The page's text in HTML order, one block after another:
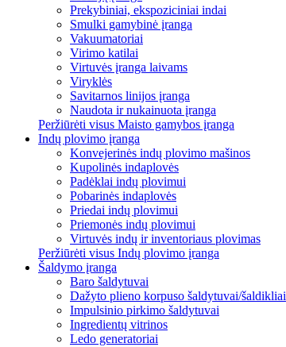
Prekybiniai, ekspoziciniai indai
Smulki gamybinė įranga
Vakuumatoriai
Virimo katilai
Virtuvės įranga laivams
Viryklės
Savitarnos linijos įranga
Naudota ir nukainuota įranga
Peržiūrėti visus Maisto gamybos įranga
Indų plovimo įranga
Konvejerinės indų plovimo mašinos
Kupolinės indaplovės
Padėklai indų plovimui
Pobarinės indaplovės
Priedai indų plovimui
Priemonės indų plovimui
Virtuvės indų ir inventoriaus plovimas
Peržiūrėti visus Indų plovimo įranga
Šaldymo įranga
Baro šaldytuvai
Dažyto plieno korpuso šaldytuvai/šaldikliai
Impulsinio pirkimo šaldytuvai
Ingredientų vitrinos
Ledo generatoriai